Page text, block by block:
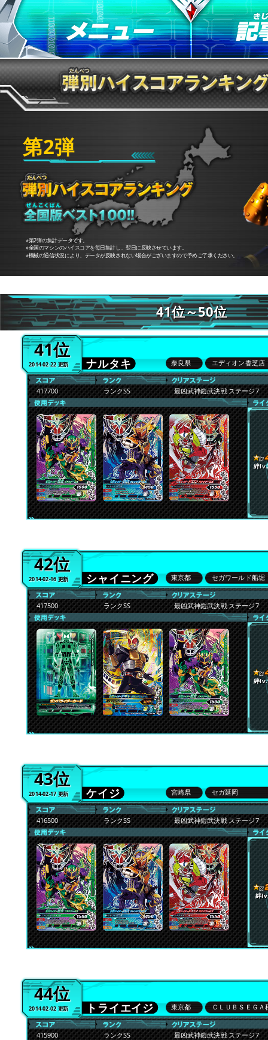
第2弾
※第2弾の集計データです。
※全国のマシンのハイスコアを毎日集計し、翌日に反映させています。
※機械の通信状況により、データが反映されない場合がございますので予めご了承ください。
41位～50位
41位
2014-02-22 更新 ナルタキ 奈良県 エディオン香芝店
417700 ランクSS 最凶武神鎧武決戦 ステージ7
絆
42位
2014-02-16 更新 シャイニング 東京都 セガワールド船堀
417500 ランクSS 最凶武神鎧武決戦 ステージ7
絆
43位
2014-02-17 更新 ケイジ 宮崎県 セガ延岡
416500 ランクSS 最凶武神鎧武決戦 ステージ7
絆
44位
2014-02-02 更新 トライエイジ 東京都 ＣＬＵＢＳＥＧＡ
415900 ランクSS 最凶武神鎧武決戦 ステージ7